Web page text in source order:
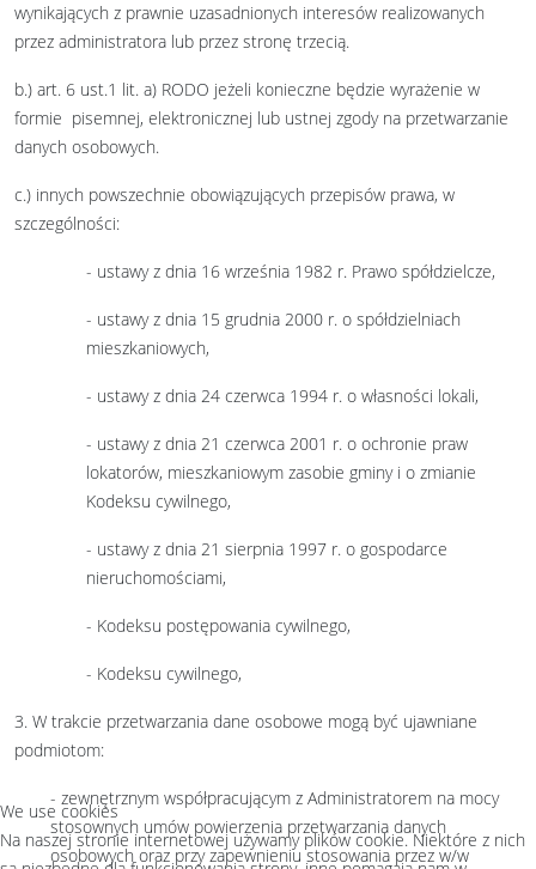
wynikających z prawnie uzasadnionych interesów realizowanych
przez administratora lub przez stronę trzecią.
b.) art. 6 ust.1 lit. a) RODO jeżeli konieczne będzie wyrażenie w
formie pisemnej, elektronicznej lub ustnej zgody na przetwarzanie
danych osobowych.
c.) innych powszechnie obowiązujących przepisów prawa, w
szczególności:
- ustawy z dnia 16 września 1982 r. Prawo spółdzielcze,
- ustawy z dnia 15 grudnia 2000 r. o spółdzielniach
mieszkaniowych,
- ustawy z dnia 24 czerwca 1994 r. o własności lokali,
- ustawy z dnia 21 czerwca 2001 r. o ochronie praw
lokatorów, mieszkaniowym zasobie gminy i o zmianie
Kodeksu cywilnego,
- ustawy z dnia 21 sierpnia 1997 r. o gospodarce
nieruchomościami,
- Kodeksu postępowania cywilnego,
- Kodeksu cywilnego,
3. W trakcie przetwarzania dane osobowe mogą być ujawniane
podmiotom:
- zewnętrznym współpracującym z Administratorem na mocy
stosownych umów powierzenia przetwarzania danych
osobowych oraz przy zapewnieniu stosowania przez w/w
We use cookies
Na naszej stronie internetowej używamy plików cookie. Niektóre z nich